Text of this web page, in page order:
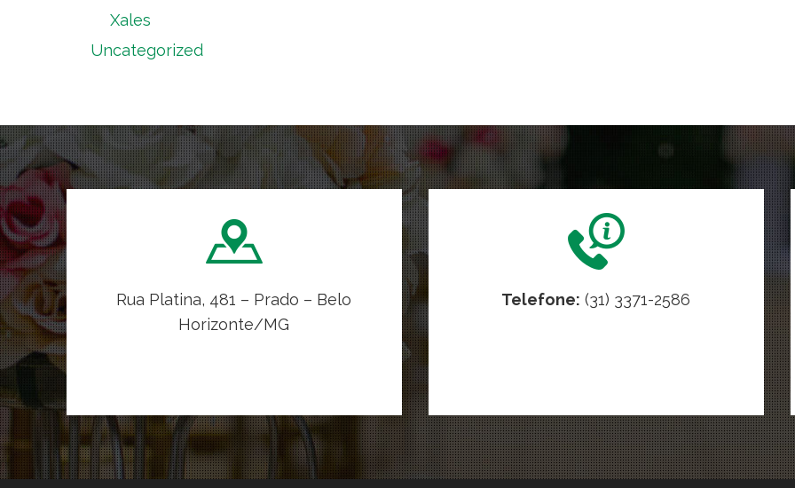
Xales
Uncategorized
Rua Platina, 481 – Prado – Belo
Horizonte/MG
Telefone: (31) 3371-2586